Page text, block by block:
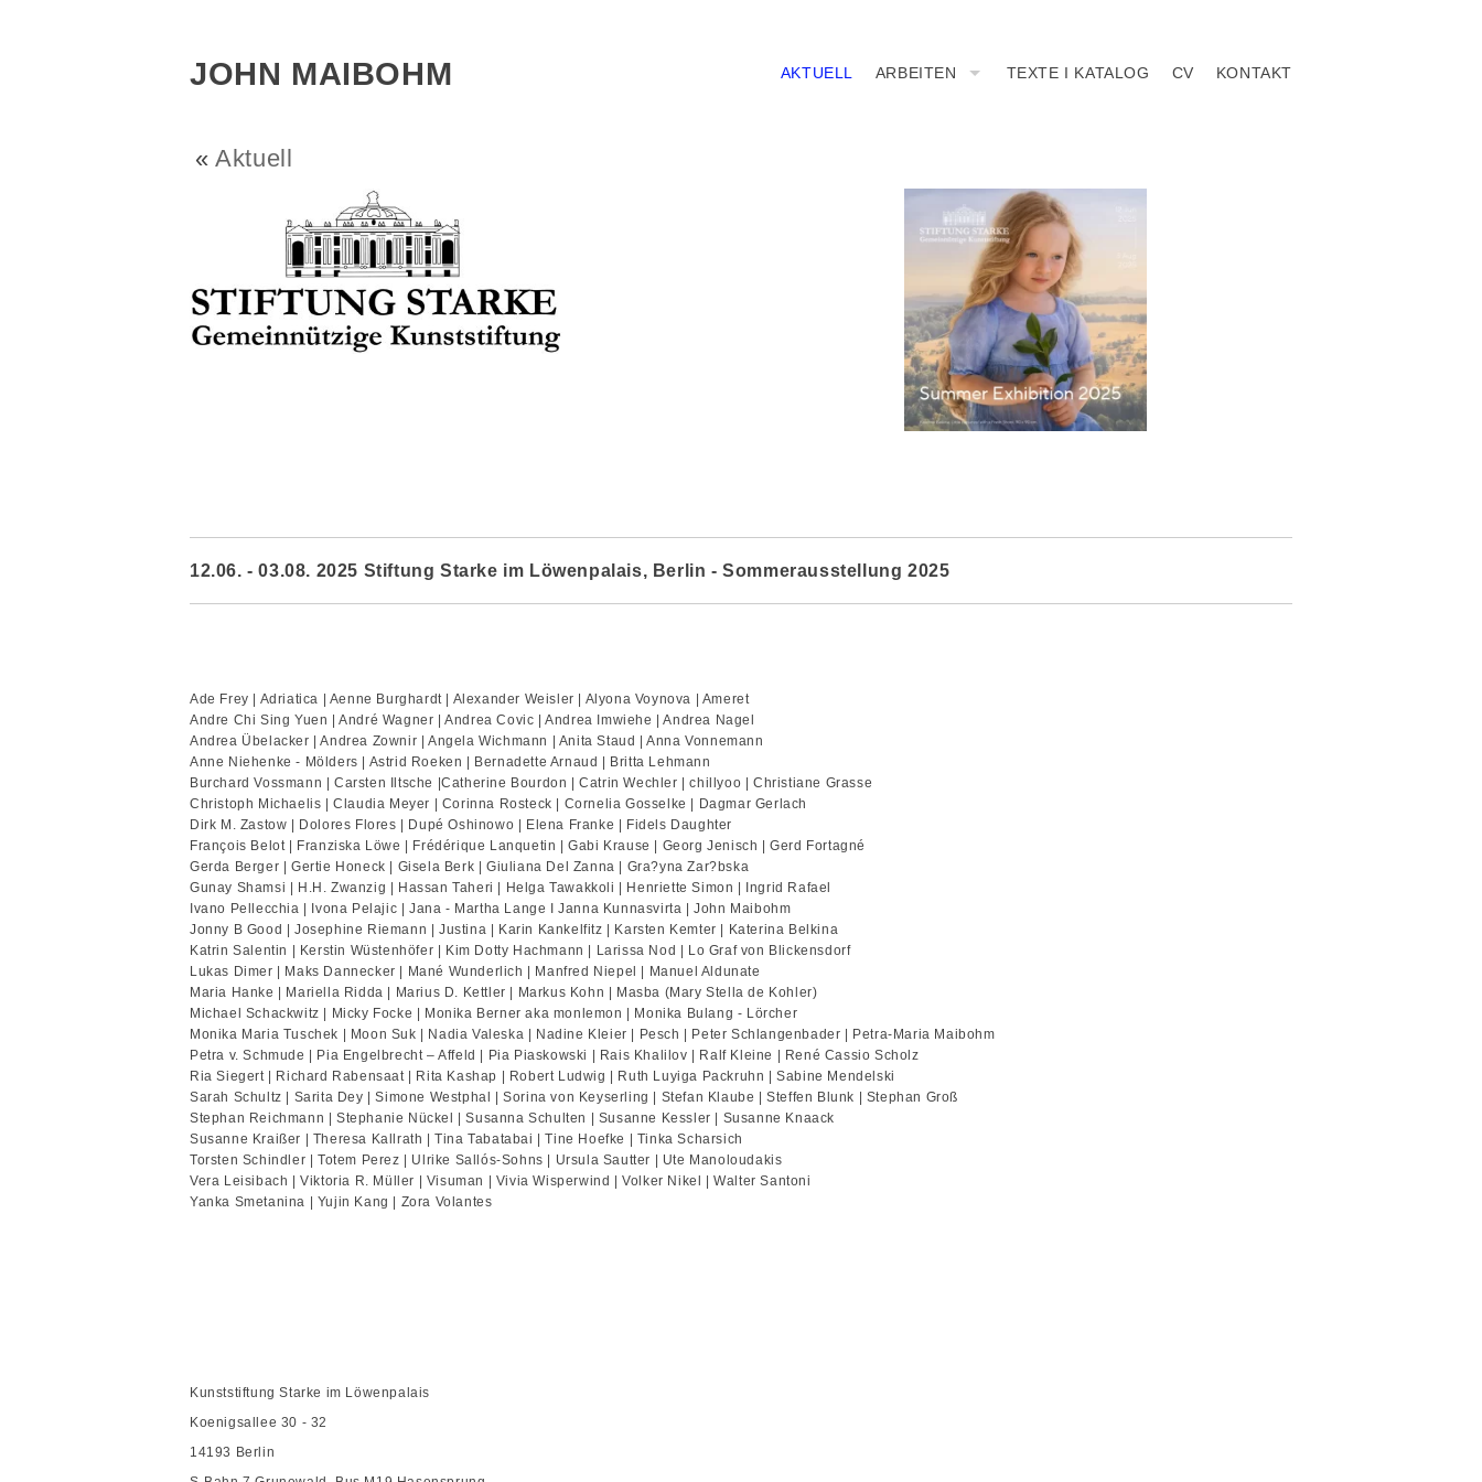
JOHN MAIBOHM AKTUELL ARBEITEN TEXTE I KATALOG CV KONTAKT
«Aktuell
12.06. - 03.08. 2025 Stiftung Starke im Löwenpalais, Berlin - Sommerausstellung 2025
Ade Frey | Adriatica | Aenne Burghardt | Alexander Weisler | Alyona Voynova | Ameret
Andre Chi Sing Yuen | André Wagner | Andrea Covic | Andrea Imwiehe | Andrea Nagel
Andrea Übelacker | Andrea Zownir | Angela Wichmann | Anita Staud | Anna Vonnemann
Anne Niehenke - Mölders | Astrid Roeken | Bernadette Arnaud | Britta Lehmann
Burchard Vossmann | Carsten Iltsche |Catherine Bourdon | Catrin Wechler | chillyoo | Christiane Grasse
Christoph Michaelis | Claudia Meyer | Corinna Rosteck | Cornelia Gosselke | Dagmar Gerlach
Dirk M. Zastow | Dolores Flores | Dupé Oshinowo | Elena Franke | Fidels Daughter
François Belot | Franziska Löwe | Frédérique Lanquetin | Gabi Krause | Georg Jenisch | Gerd Fortagné
Gerda Berger | Gertie Honeck | Gisela Berk | Giuliana Del Zanna | Gra?yna Zar?bska
Gunay Shamsi | H.H. Zwanzig | Hassan Taheri | Helga Tawakkoli | Henriette Simon | Ingrid Rafael
Ivano Pellecchia | Ivona Pelajic | Jana - Martha Lange I Janna Kunnasvirta | John Maibohm
Jonny B Good | Josephine Riemann | Justina | Karin Kankelfitz | Karsten Kemter | Katerina Belkina
Katrin Salentin | Kerstin Wüstenhöfer | Kim Dotty Hachmann | Larissa Nod | Lo Graf von Blickensdorf
Lukas Dimer | Maks Dannecker | Mané Wunderlich | Manfred Niepel | Manuel Aldunate
Maria Hanke | Mariella Ridda | Marius D. Kettler | Markus Kohn | Masba (Mary Stella de Kohler)
Michael Schackwitz | Micky Focke | Monika Berner aka monlemon | Monika Bulang - Lörcher
Monika Maria Tuschek | Moon Suk | Nadia Valeska | Nadine Kleier | Pesch | Peter Schlangenbader | Petra-Maria Maibohm
Petra v. Schmude | Pia Engelbrecht – Affeld | Pia Piaskowski | Rais Khalilov | Ralf Kleine | René Cassio Scholz
Ria Siegert | Richard Rabensaat | Rita Kashap | Robert Ludwig | Ruth Luyiga Packruhn | Sabine Mendelski
Sarah Schultz | Sarita Dey | Simone Westphal | Sorina von Keyserling | Stefan Klaube | Steffen Blunk | Stephan Groß
Stephan Reichmann | Stephanie Nückel | Susanna Schulten | Susanne Kessler | Susanne Knaack
Susanne Kraißer | Theresa Kallrath | Tina Tabatabai | Tine Hoefke | Tinka Scharsich
Torsten Schindler | Totem Perez | Ulrike Sallós-Sohns | Ursula Sautter | Ute Manoloudakis
Vera Leisibach | Viktoria R. Müller | Visuman | Vivia Wisperwind | Volker Nikel | Walter Santoni
Yanka Smetanina | Yujin Kang | Zora Volantes
Kunststiftung Starke im Löwenpalais
Koenigsallee 30 - 32
14193 Berlin